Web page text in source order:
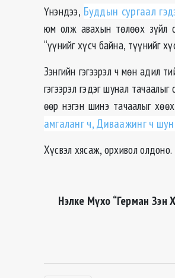
Үнэндээ, Буддын сургаал
юм олж авахын төлөөх зүйл
“үүнийг хүсч байна, түүнийг
Зэнгийн гэгээрэл ч мөн адил
гэгээрэл гэдэг шунал
өөр нэгэн шинэ тачаалыг
амгаланг ч, Диваажинг ч
Хүсвэл хясаж, орхивол олдоно.
Нэлке Мүхо “Герман Зэн